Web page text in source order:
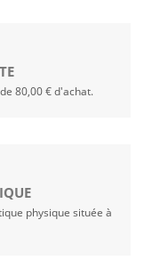
80,00 € d'achat.
physique située à